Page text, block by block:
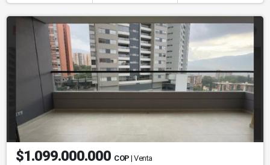
$1.099.000.000 COP | Venta